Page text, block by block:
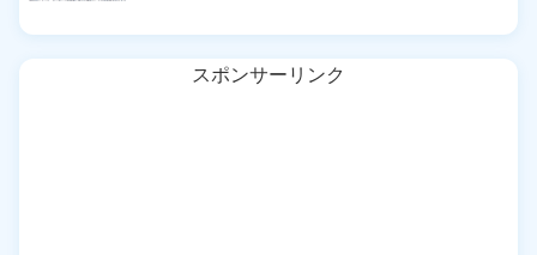
スポンサーリンク